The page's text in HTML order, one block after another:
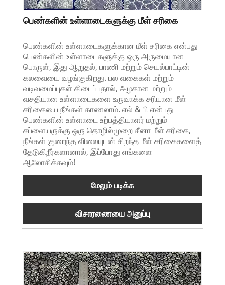
பெண்களின் உள்ளாடைகளுக்கு மீள் சரிகை
பெண்களின் உள்ளாடைகளுக்கான மீள் சரிகை என்பது
பெண்களின் உள்ளாடைகளுக்கு ஒரு அருமையான
பொருள், இது ஆறுதல், பாணி மற்றும் செயல்பாட்டின்
கலவையை வழங்குகிறது. பல வகைகள் மற்றும்
வடிவமைப்புகள் கிடைப்பதால், அழகான மற்றும்
வசதியான உள்ளாடைகளை உருவாக்க சரியான மீள்
சரிகையை நீங்கள் காணலாம். எல் & பி என்பது
பெண்களின் உள்ளாடை உற்பத்தியாளர் மற்றும்
சப்ளையருக்கு ஒரு தொழில்முறை சீனா மீள் சரிகை,
நீங்கள் குறைந்த விலையுடன் சிறந்த மீள் சரிகைகளைத்
தேடுகிறீர்களானால், இப்போது எங்களை
ஆலோசிக்கவும்!
மேலும் படிக்க
விசாரணையை அனுப்பு